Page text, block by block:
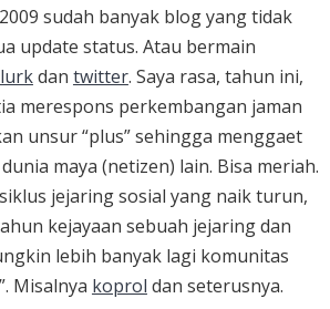
sudah banyak blog yang tidak
update status. Atau bermain
dan twitter. Saya rasa, tahun ini,
merespons perkembangan jaman
unsur “plus” sehingga menggaet
maya (netizen) lain. Bisa meriah.
jejaring sosial yang naik turun,
kejayaan sebuah jejaring dan
lebih banyak lagi komunitas
Misalnya koprol dan seterusnya.